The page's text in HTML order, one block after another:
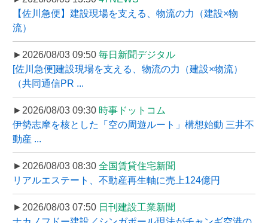
【佐川急便】建設現場を支える、物流の力（建設×物
流）
►2026/08/03 09:50 毎日新聞デジタル
[佐川急便]建設現場を支える、物流の力（建設×物流）
（共同通信PR ...
►2026/08/03 09:30 時事ドットコム
伊勢志摩を核とした「空の周遊ルート」構想始動 三井不
動産 ...
►2026/08/03 08:30 全国賃貸住宅新聞
リアルエステート、不動産再生軸に売上124億円
►2026/08/03 07:50 日刊建設工業新聞